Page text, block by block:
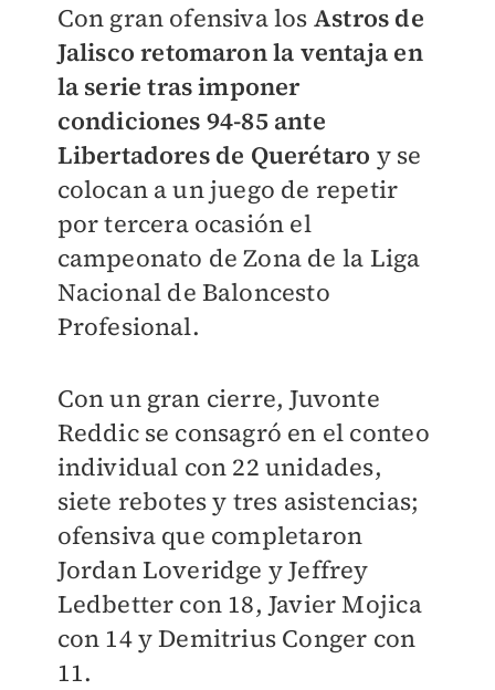
Con gran ofensiva los Astros de
Jalisco retomaron la ventaja en
la serie tras imponer
condiciones 94-85 ante
Libertadores de Querétaro y se
colocan a un juego de repetir
por tercera ocasión el
campeonato de Zona de la Liga
Nacional de Baloncesto
Profesional.
Con un gran cierre, Juvonte
Reddic se consagró en el conteo
individual con 22 unidades,
siete rebotes y tres asistencias;
ofensiva que completaron
Jordan Loveridge y Jeffrey
Ledbetter con 18, Javier Mojica
con 14 y Demitrius Conger con
11.